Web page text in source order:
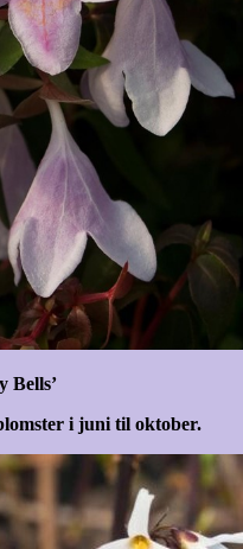
Bells’
i juni til oktober.